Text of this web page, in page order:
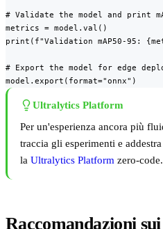
# Validate the model and print
metrics = model.val()
print(f"Validation mAP50-95:
# Export the model for edge
model.export(format="onnx")
Ultralytics Platform
Per un'esperienza ancora più
traccia gli esperimenti e
la Ultralytics Platform zero-code.
Raccomandazioni